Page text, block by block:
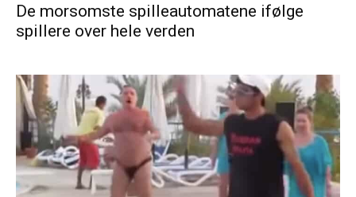
De morsomste spilleautomatene ifølge
spillere over hele verden